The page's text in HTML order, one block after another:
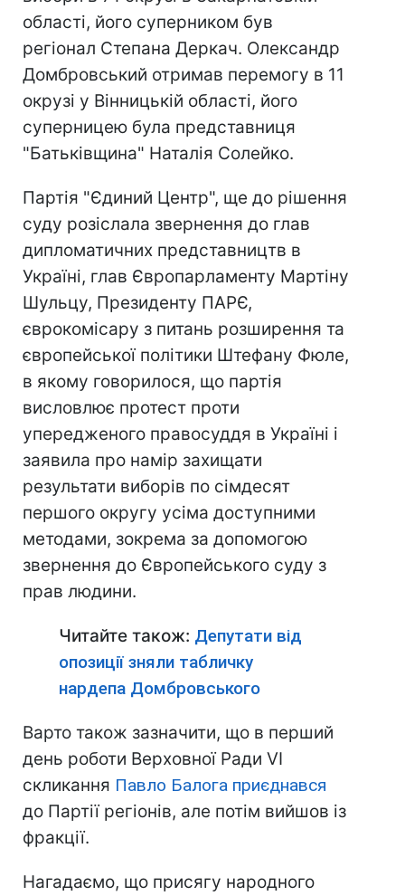
області, його суперником був
регіонал Степана Деркач. Олександр
Домбровський отримав перемогу в 11
окрузі у Вінницькій області, його
суперницею була представниця
"Батьківщина" Наталія Солейко.
Партія "Єдиний Центр", ще до рішення
суду розіслала звернення до глав
дипломатичних представництв в
Україні, глав Європарламенту Мартіну
Шульцу, Президенту ПАРЄ,
єврокомісару з питань розширення та
європейської політики Штефану Фюле,
в якому говорилося, що партія
висловлює протест проти
упередженого правосуддя в Україні і
заявила про намір захищати
результати виборів по сімдесят
першого округу усіма доступними
методами, зокрема за допомогою
звернення до Європейського суду з
прав людини.
Читайте також: Депутати від
опозиції зняли табличку
нардепа Домбровського
Варто також зазначити, що в перший
день роботи Верховної Ради VI
скликання Павло Балога приєднався
до Партії регіонів, але потім вийшов із
фракції.
Нагадаємо, що присягу народного